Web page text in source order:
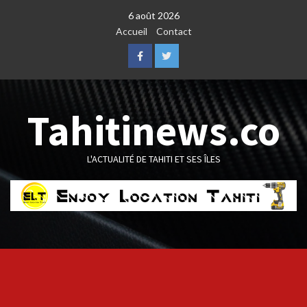
6 août 2026
Accueil
Contact
FacebookTwitter
Tahitinews.co
L'ACTUALITÉ DE TAHITI ET SES ÎLES